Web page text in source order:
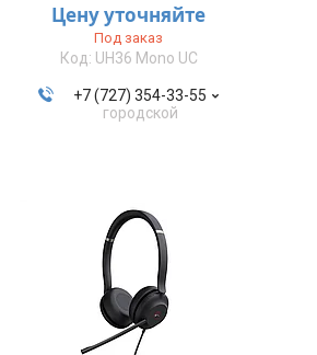
Цену уточняйте
Под заказ
UH36 Mono UC
+7 (727) 354-33-55
городской